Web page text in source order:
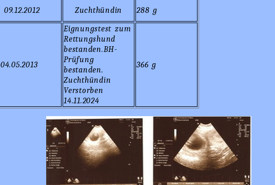
Zuchthündin 288 g
Eignungstest zum
Rettungshund
bestanden.BH-
Prüfung
bestanden.
Zuchthündin
Verstorben
14.11.2024
366 g